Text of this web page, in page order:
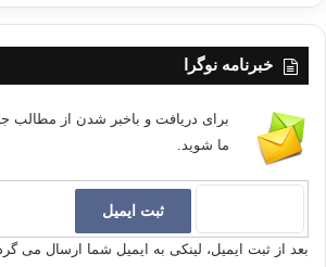
خبرنامه نوگرا
برای دریافت و باخبر شدن از مطالب
ما شوید.
بعد از ثبت ایمیل، لینکی به ایمیل شما ارسال می گردد